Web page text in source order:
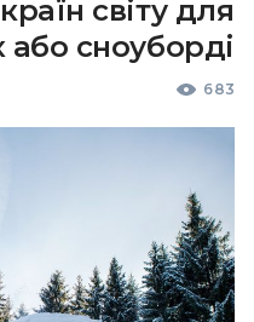
світу для
сноуборді
683